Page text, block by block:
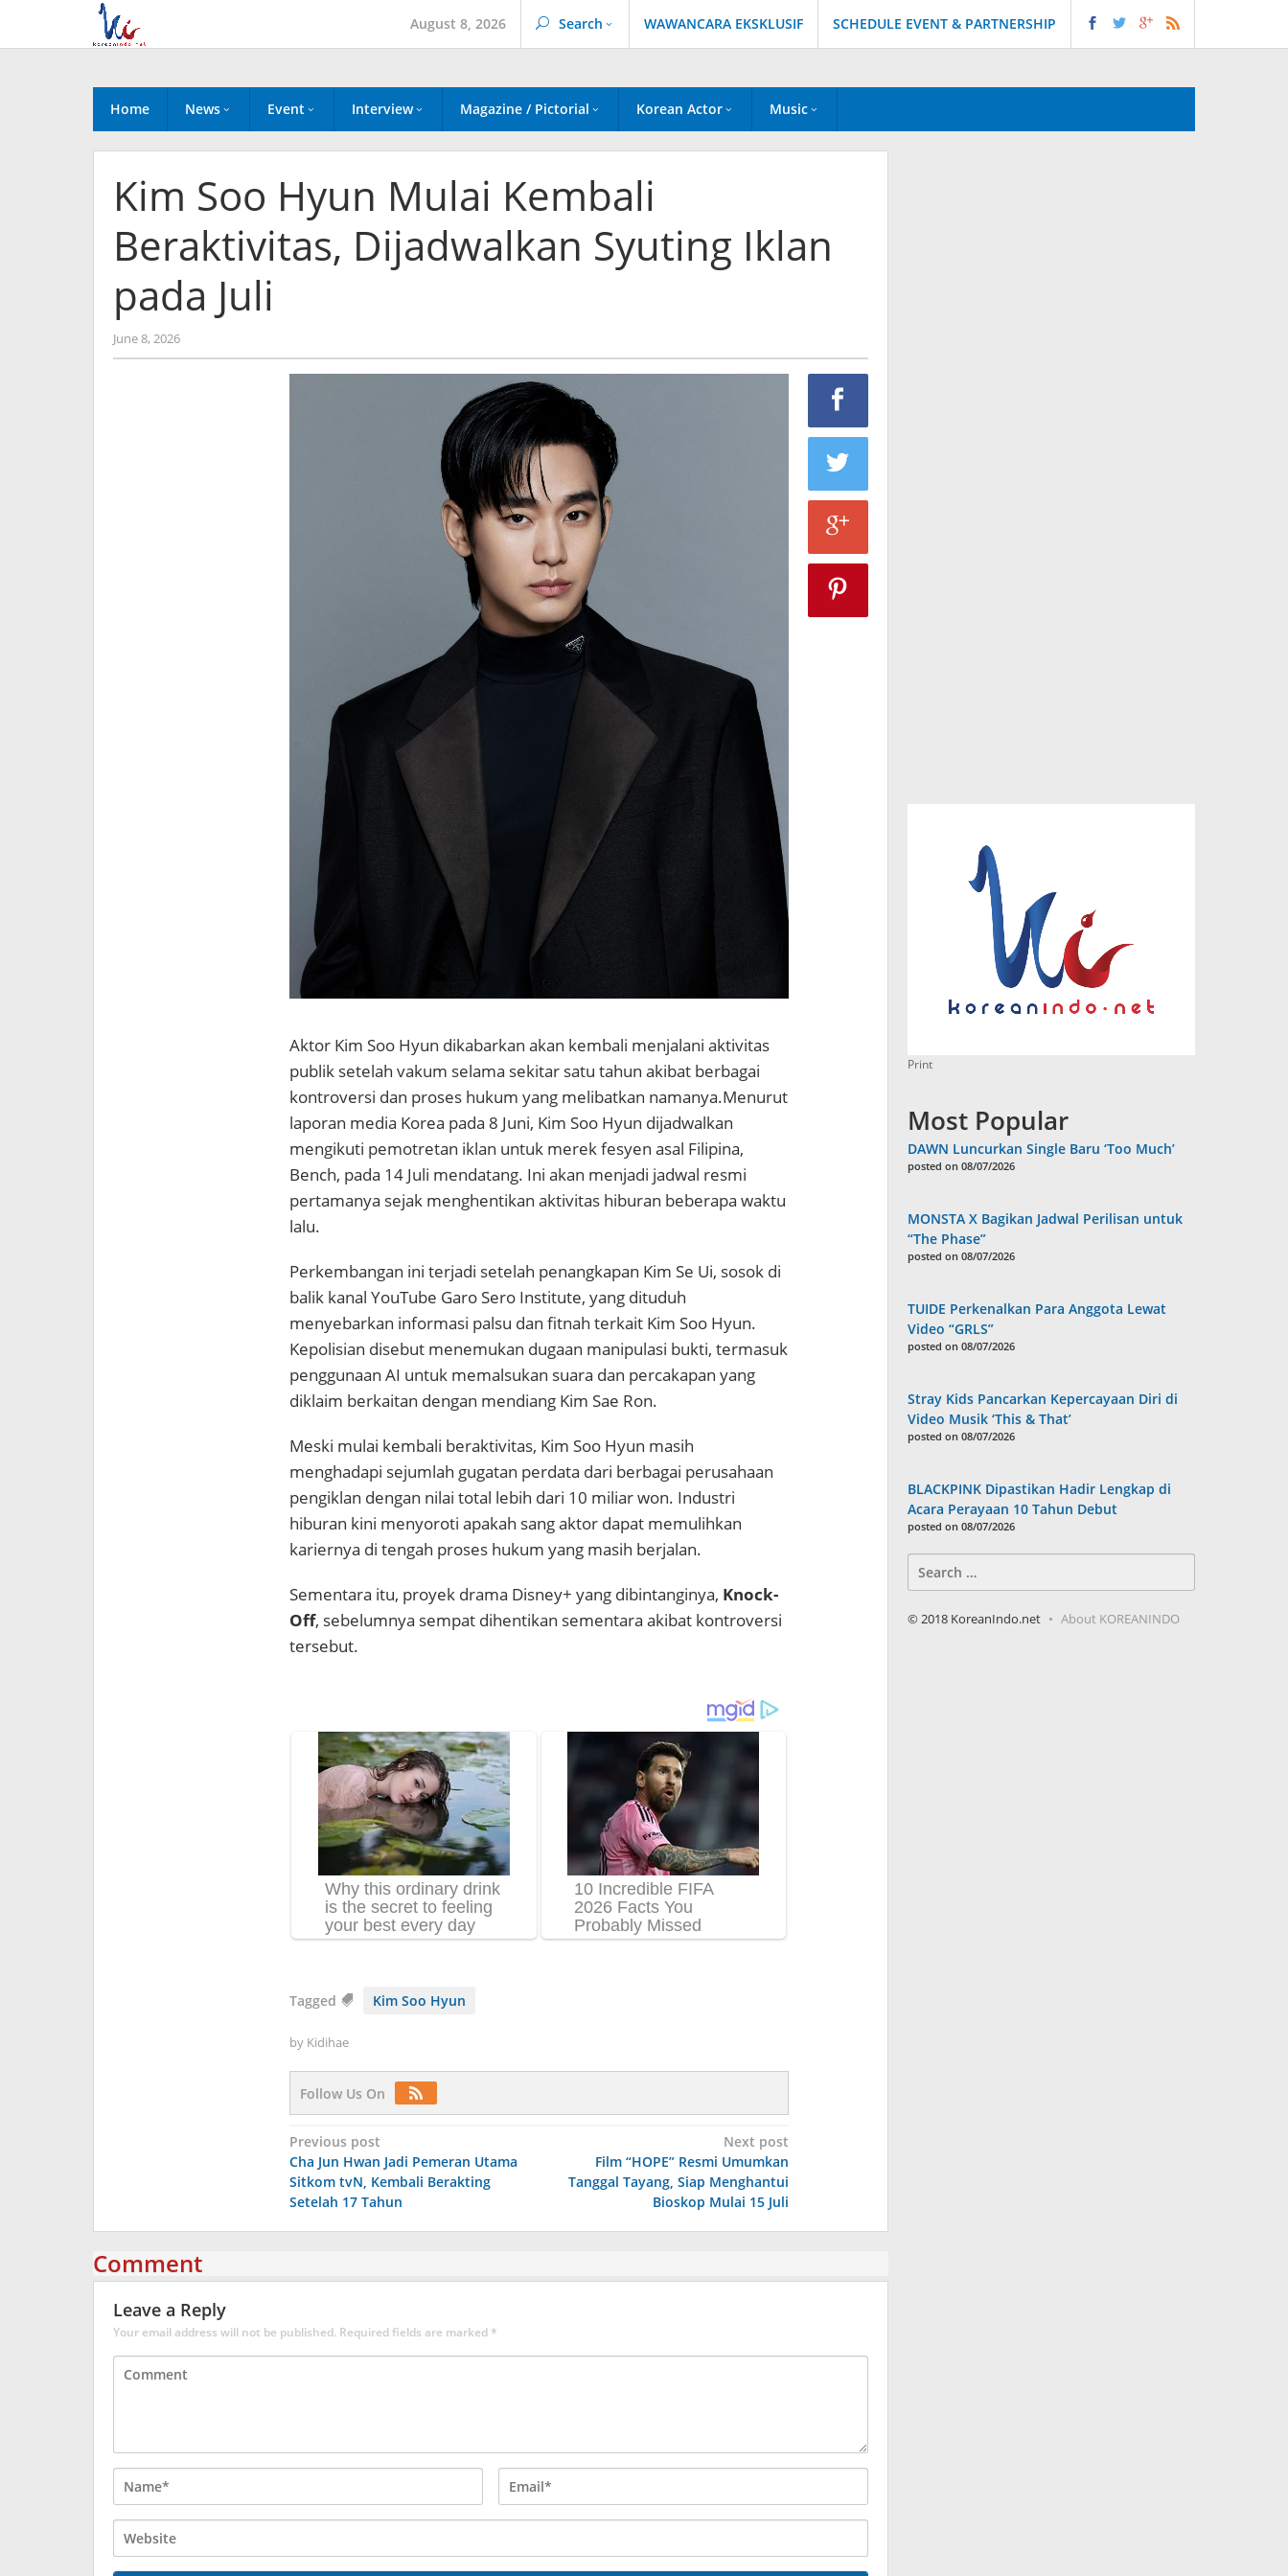
content
August 8, 2026 Search WAWANCARA EKSKLUSIF SCHEDULE EVENT & PARTNERSHIP
Home News Event Interview Magazine / Pictorial Korean Actor Music
Kim Soo Hyun Mulai Kembali
Beraktivitas, Dijadwalkan Syuting Iklan
pada Juli
June 8, 2026by
Kidihae
Aktor Kim Soo Hyun dikabarkan akan kembali menjalani aktivitas
publik setelah vakum selama sekitar satu tahun akibat berbagai
kontroversi dan proses hukum yang melibatkan namanya.Menurut
laporan media Korea pada 8 Juni, Kim Soo Hyun dijadwalkan
mengikuti pemotretan iklan untuk merek fesyen asal Filipina,
Bench, pada 14 Juli mendatang. Ini akan menjadi jadwal resmi
pertamanya sejak menghentikan aktivitas hiburan beberapa waktu
lalu.
Perkembangan ini terjadi setelah penangkapan Kim Se Ui, sosok di
balik kanal YouTube Garo Sero Institute, yang dituduh
menyebarkan informasi palsu dan fitnah terkait Kim Soo Hyun.
Kepolisian disebut menemukan dugaan manipulasi bukti, termasuk
penggunaan AI untuk memalsukan suara dan percakapan yang
diklaim berkaitan dengan mendiang Kim Sae Ron.
Meski mulai kembali beraktivitas, Kim Soo Hyun masih
menghadapi sejumlah gugatan perdata dari berbagai perusahaan
pengiklan dengan nilai total lebih dari 10 miliar won. Industri
hiburan kini menyoroti apakah sang aktor dapat memulihkan
kariernya di tengah proses hukum yang masih berjalan.
Sementara itu, proyek drama Disney+ yang dibintanginya, Knock-
Off, sebelumnya sempat dihentikan sementara akibat kontroversi
tersebut.
Tagged Kim Soo Hyun
by Kidihae
Follow Us On
Post
navigation
Previous post
Cha Jun Hwan Jadi Pemeran Utama
Sitkom tvN, Kembali Berakting
Setelah 17 Tahun
Next post
Film “HOPE” Resmi Umumkan
Tanggal Tayang, Siap Menghantui
Bioskop Mulai 15 Juli
Comment
Leave a Reply
Your email address will not be published. Required fields are marked*
Print
Most Popular
DAWN Luncurkan Single Baru ‘Too Much’
posted on 08/07/2026
MONSTA X Bagikan Jadwal Perilisan untuk
“The Phase”
posted on 08/07/2026
TUIDE Perkenalkan Para Anggota Lewat
Video “GRLS”
posted on 08/07/2026
Stray Kids Pancarkan Kepercayaan Diri di
Video Musik ‘This & That’
posted on 08/07/2026
BLACKPINK Dipastikan Hadir Lengkap di
Acara Perayaan 10 Tahun Debut
posted on 08/07/2026
for:
© 2018 KoreanIndo.net About KOREANINDO